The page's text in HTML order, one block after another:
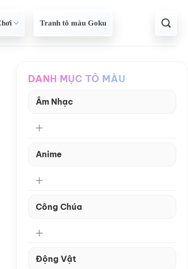
Tranh tô màu Goku
DANH MỤC TÔ MÀU
Âm Nhạc
Anime
Công Chúa
Động Vật